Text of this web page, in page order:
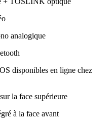
analogique
disponibles en ligne chez
la face supérieure
à la face avant